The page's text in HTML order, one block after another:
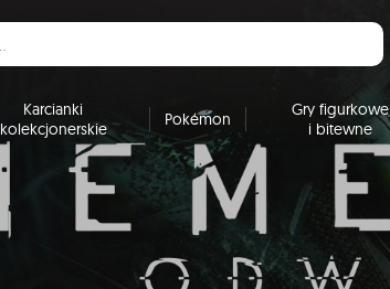
Karcianki
kolekcjonerskie
Pokémon
Gry figurkowe
i bitewne